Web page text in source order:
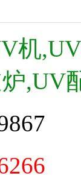
机
,UV